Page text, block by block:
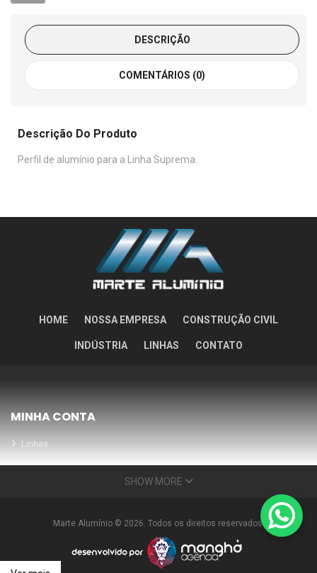
DESCRIÇÃO
COMENTÁRIOS (0)
Descrição Do Produto
Perfil de alumínio para a Linha Suprema.
HOME NOSSA EMPRESA CONSTRUÇÃO CIVIL
INDÚSTRIA LINHAS CONTATO
MINHA CONTA
Linhas
Meus Orçamentos
Condições Especiais
SHOW MORE
Marte Alumínio © 2026. Todos os direitos reservados.